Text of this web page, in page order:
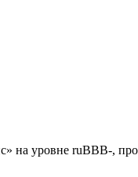
на уровне ruBBB-,